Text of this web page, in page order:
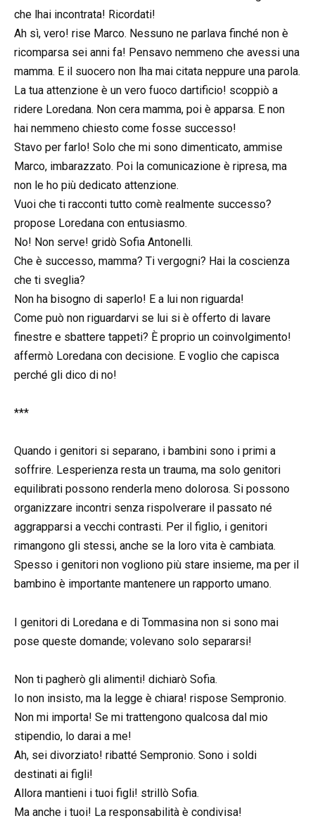
che lhai incontrata! Ricordati!
Ah sì, vero! rise Marco. Nessuno ne parlava finché non è
ricomparsa sei anni fa! Pensavo nemmeno che avessi una
mamma. E il suocero non lha mai citata neppure una parola.
La tua attenzione è un vero fuoco dartificio! scoppiò a
ridere Loredana. Non cera mamma, poi è apparsa. E non
hai nemmeno chiesto come fosse successo!
Stavo per farlo! Solo che mi sono dimenticato, ammise
Marco, imbarazzato. Poi la comunicazione è ripresa, ma
non le ho più dedicato attenzione.
Vuoi che ti racconti tutto comè realmente successo?
propose Loredana con entusiasmo.
No! Non serve! gridò Sofia Antonelli.
Che è successo, mamma? Ti vergogni? Hai la coscienza
che ti sveglia?
Non ha bisogno di saperlo! E a lui non riguarda!
Come può non riguardarvi se lui si è offerto di lavare
finestre e sbattere tappeti? È proprio un coinvolgimento!
affermò Loredana con decisione. E voglio che capisca
perché gli dico di no!
***
Quando i genitori si separano, i bambini sono i primi a
soffrire. Lesperienza resta un trauma, ma solo genitori
equilibrati possono renderla meno dolorosa. Si possono
organizzare incontri senza rispolverare il passato né
aggrapparsi a vecchi contrasti. Per il figlio, i genitori
rimangono gli stessi, anche se la loro vita è cambiata.
Spesso i genitori non vogliono più stare insieme, ma per il
bambino è importante mantenere un rapporto umano.
I genitori di Loredana e di Tommasina non si sono mai
pose queste domande; volevano solo separarsi!
Non ti pagherò gli alimenti! dichiarò Sofia.
Io non insisto, ma la legge è chiara! rispose Sempronio.
Non mi importa! Se mi trattengono qualcosa dal mio
stipendio, lo darai a me!
Ah, sei divorziato! ribatté Sempronio. Sono i soldi
destinati ai figli!
Allora mantieni i tuoi figli! strillò Sofia.
Ma anche i tuoi! La responsabilità è condivisa!